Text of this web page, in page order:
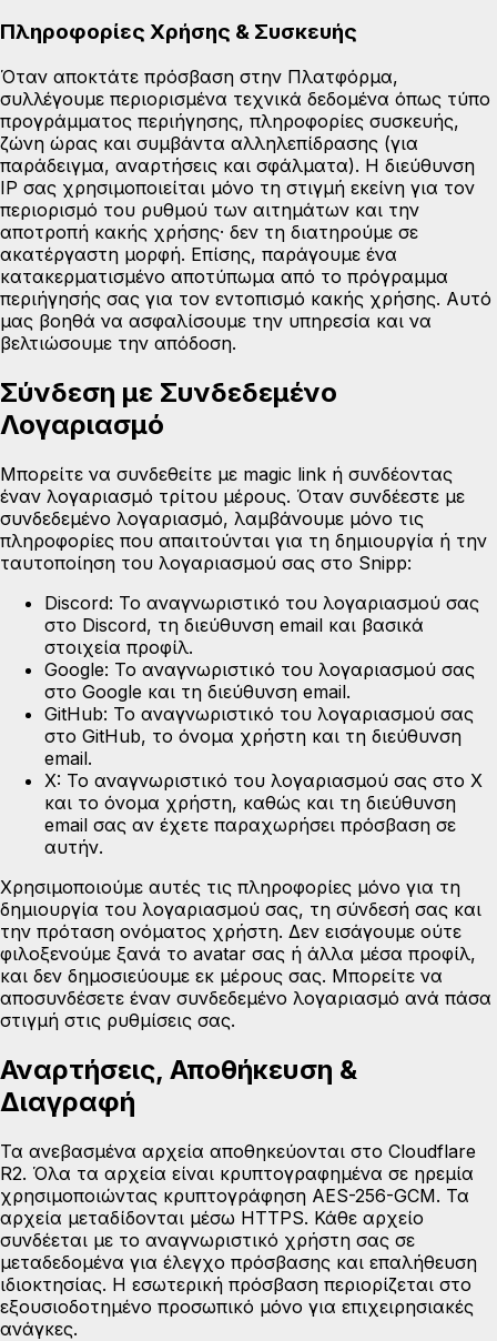
Πληροφορίες Χρήσης & Συσκευής
Όταν αποκτάτε πρόσβαση στην Πλατφόρμα,
συλλέγουμε περιορισμένα τεχνικά δεδομένα όπως τύπο
προγράμματος περιήγησης, πληροφορίες συσκευής,
ζώνη ώρας και συμβάντα αλληλεπίδρασης (για
παράδειγμα, αναρτήσεις και σφάλματα). Η διεύθυνση
IP σας χρησιμοποιείται μόνο τη στιγμή εκείνη για τον
περιορισμό του ρυθμού των αιτημάτων και την
αποτροπή κακής χρήσης· δεν τη διατηρούμε σε
ακατέργαστη μορφή. Επίσης, παράγουμε ένα
κατακερματισμένο αποτύπωμα από το πρόγραμμα
περιήγησής σας για τον εντοπισμό κακής χρήσης. Αυτό
μας βοηθά να ασφαλίσουμε την υπηρεσία και να
βελτιώσουμε την απόδοση.
Σύνδεση με Συνδεδεμένο
Λογαριασμό
Μπορείτε να συνδεθείτε με magic link ή συνδέοντας
έναν λογαριασμό τρίτου μέρους. Όταν συνδέεστε με
συνδεδεμένο λογαριασμό, λαμβάνουμε μόνο τις
πληροφορίες που απαιτούνται για τη δημιουργία ή την
ταυτοποίηση του λογαριασμού σας στο Snipp:
Discord: Το αναγνωριστικό του λογαριασμού σας
στο Discord, τη διεύθυνση email και βασικά
στοιχεία προφίλ.
Google: Το αναγνωριστικό του λογαριασμού σας
στο Google και τη διεύθυνση email.
GitHub: Το αναγνωριστικό του λογαριασμού σας
στο GitHub, το όνομα χρήστη και τη διεύθυνση
email.
X: Το αναγνωριστικό του λογαριασμού σας στο X
και το όνομα χρήστη, καθώς και τη διεύθυνση
email σας αν έχετε παραχωρήσει πρόσβαση σε
αυτήν.
Χρησιμοποιούμε αυτές τις πληροφορίες μόνο για τη
δημιουργία του λογαριασμού σας, τη σύνδεσή σας και
την πρόταση ονόματος χρήστη. Δεν εισάγουμε ούτε
φιλοξενούμε ξανά το avatar σας ή άλλα μέσα προφίλ,
και δεν δημοσιεύουμε εκ μέρους σας. Μπορείτε να
αποσυνδέσετε έναν συνδεδεμένο λογαριασμό ανά πάσα
στιγμή στις ρυθμίσεις σας.
Αναρτήσεις, Αποθήκευση &
Διαγραφή
Τα ανεβασμένα αρχεία αποθηκεύονται στο Cloudflare
R2. Όλα τα αρχεία είναι κρυπτογραφημένα σε ηρεμία
χρησιμοποιώντας κρυπτογράφηση AES-256-GCM. Τα
αρχεία μεταδίδονται μέσω HTTPS. Κάθε αρχείο
συνδέεται με το αναγνωριστικό χρήστη σας σε
μεταδεδομένα για έλεγχο πρόσβασης και επαλήθευση
ιδιοκτησίας. Η εσωτερική πρόσβαση περιορίζεται στο
εξουσιοδοτημένο προσωπικό μόνο για επιχειρησιακές
ανάγκες.